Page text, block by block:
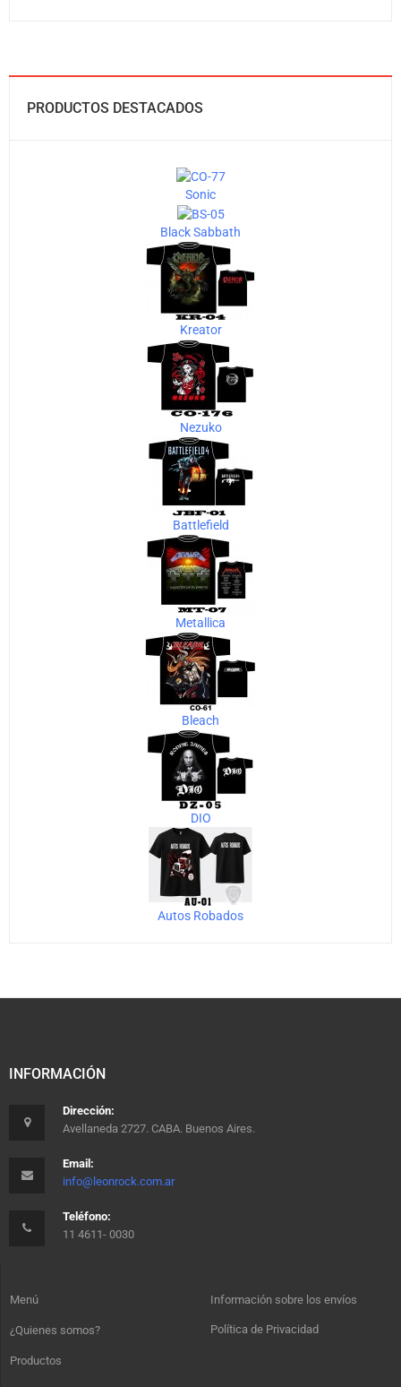
PRODUCTOS DESTACADOS
Sonic
Black Sabbath
Kreator
Nezuko
Battlefield
Metallica
Bleach
DIO
Autos Robados
INFORMACIÓN
Dirección:
Avellaneda 2727. CABA. Buenos Aires.
Email:
info@leonrock.com.ar
Teléfono:
11 4611- 0030
Menú
¿Quienes somos?
Productos
Información sobre los envíos
Política de Privacidad